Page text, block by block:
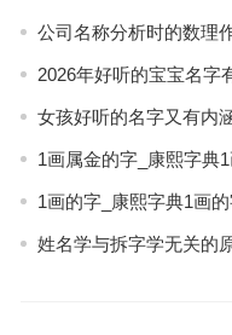
公司名称分析时的数理
2026年好听的宝宝名字
女孩好听的名字又有内
1画属金的字_康熙字典
1画的字_康熙字典1画
姓名学与拆字学无关的